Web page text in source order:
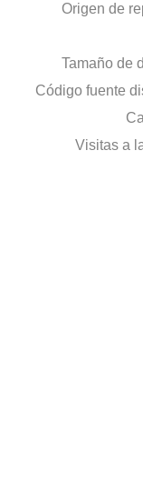
Origen de
Tamaño de
Código fuente
Visitas a